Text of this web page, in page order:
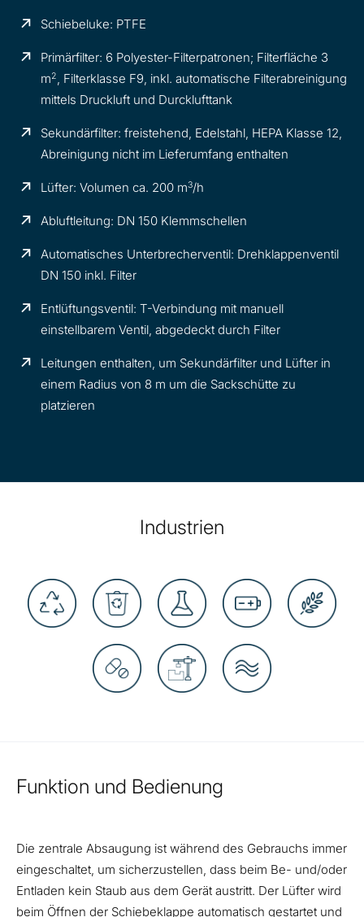
Schiebeluke: PTFE
Primärfilter: 6 Polyester-Filterpatronen; Filterfläche 3
m2, Filterklasse F9, inkl. automatische Filterabreinigung
mittels Druckluft und Durcklufttank
Sekundärfilter: freistehend, Edelstahl, HEPA Klasse 12,
Abreinigung nicht im Lieferumfang enthalten
Lüfter: Volumen ca. 200 m3/h
Abluftleitung: DN 150 Klemmschellen
Automatisches Unterbrecherventil: Drehklappenventil
DN 150 inkl. Filter
Entlüftungsventil: T-Verbindung mit manuell
einstellbarem Ventil, abgedeckt durch Filter
Leitungen enthalten, um Sekundärfilter und Lüfter in
einem Radius von 8 m um die Sackschütte zu
platzieren
Industrien
Funktion und Bedienung
Die zentrale Absaugung ist während des Gebrauchs immer
eingeschaltet, um sicherzustellen, dass beim Be- und/oder
Entladen kein Staub aus dem Gerät austritt. Der Lüfter wird
beim Öffnen der Schiebeklappe automatisch gestartet und